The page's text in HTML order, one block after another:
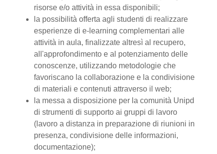
risorse e/o attività in essa disponibili;
la possibilità offerta agli studenti di realizzare
esperienze di e-learning complementari alle
attività in aula, finalizzate altresì al recupero,
all'approfondimento e al potenziamento delle
conoscenze, utilizzando metodologie che
favoriscano la collaborazione e la condivisione
di materiali e contenuti attraverso il web;
la messa a disposizione per la comunità Unipd
di strumenti di supporto ai gruppi di lavoro
(lavoro a distanza in preparazione di riunioni in
presenza, condivisione delle informazioni,
documentazione);